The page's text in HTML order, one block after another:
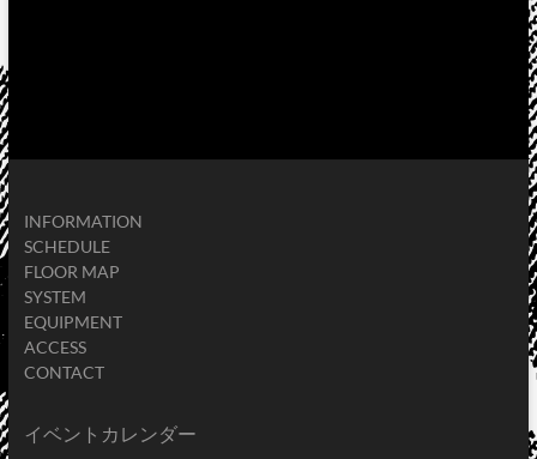
INFORMATION
SCHEDULE
FLOOR MAP
SYSTEM
EQUIPMENT
ACCESS
CONTACT
イベントカレンダー